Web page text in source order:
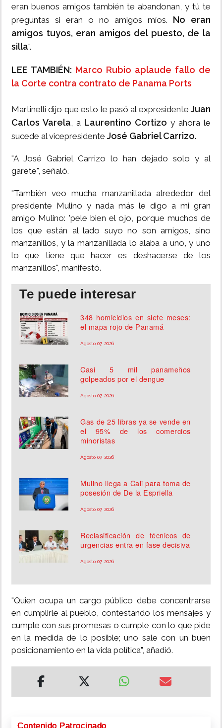
eran buenos amigos también te abandonan, y tú te
preguntas si eran o no amigos míos. No eran
amigos tuyos, eran amigos del puesto, de la
silla".
LEE TAMBIÉN: Marco Rubio aplaude fallo de
la Corte contra contrato de Panama Ports
Martinelli dijo que esto le pasó al expresidente Juan
Carlos Varela, a Laurentino Cortizo y ahora le
sucede al vicepresidente José Gabriel Carrizo.
"A José Gabriel Carrizo lo han dejado solo y al
garete", señaló.
"También veo mucha manzanillada alrededor del
presidente Mulino y nada más le digo a mi gran
amigo Mulino: 'pele bien el ojo, porque muchos de
los que están al lado suyo no son amigos, sino
manzanillos, y la manzanillada lo alaba a uno, y uno
lo que tiene que hacer es deshacerse de los
manzanillos", manifestó.
Te puede interesar
348 homicidios en siete meses:
el mapa rojo de Panamá
Agosto 07, 2026
Casi 5 mil panameños
golpeados por el dengue
Agosto 07, 2026
Gas de 25 libras ya se vende en
el 95% de los comercios
minoristas
Agosto 07, 2026
Mulino llega a Cali para toma de
posesión de De la Espriella
Agosto 07, 2026
Reclasificación de técnicos de
urgencias entra en fase decisiva
Agosto 07, 2026
"Quien ocupa un cargo público debe concentrarse
en cumplirle al pueblo, contestando los mensajes y
cumple con sus promesas o cumple con lo que pide
en la medida de lo posible; uno sale con un buen
posicionamiento en la vida política", añadió.
Contenido Patrocinado